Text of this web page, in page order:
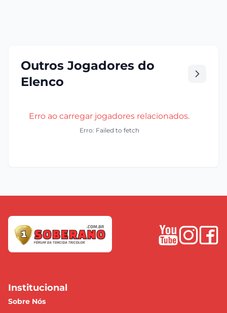
Outros Jogadores do
Elenco
Erro ao carregar jogadores relacionados.
Erro: Failed to fetch
Institucional
Sobre Nós